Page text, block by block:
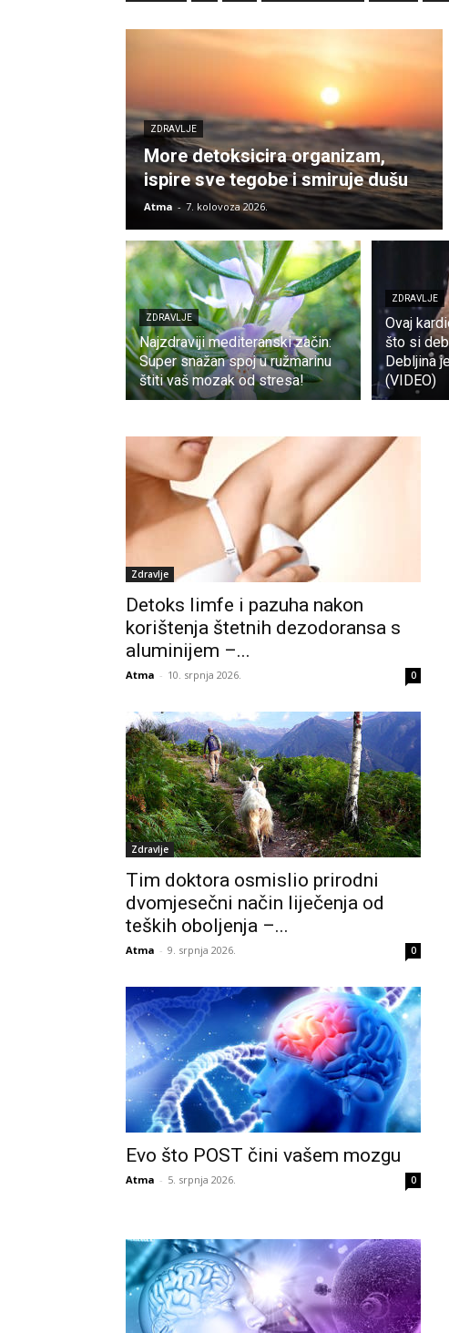
ZDRAVLJE
More detoksicira organizam,
ispire sve tegobe i smiruje dušu
Atma - 7. kolovoza 2026.
ZDRAVLJE
Najzdraviji mediteranski začin:
Super snažan spoj u ružmarinu
štiti vaš mozak od stresa!
ZDRAVLJE
Ovaj
što si
Debljina
(VIDEO)
Zdravlje
Detoks limfe i pazuha nakon
korištenja štetnih dezodoransa s
aluminijem –...
Atma - 10. srpnja 2026. 0
Zdravlje
Tim doktora osmislio prirodni
dvomjesečni način liječenja od
teških oboljenja –...
Atma - 9. srpnja 2026. 0
Evo što POST čini vašem mozgu
Atma - 5. srpnja 2026. 0